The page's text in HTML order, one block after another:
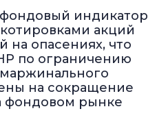
индикатор
котировками акций
на опасениях, что
по ограничению
на сокращение
фондовом рынке